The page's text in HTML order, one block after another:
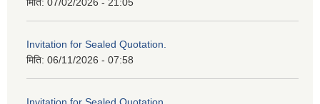
मिति: 07/02/2026 - 21:05
Invitation for Sealed Quotation.
मिति: 06/11/2026 - 07:58